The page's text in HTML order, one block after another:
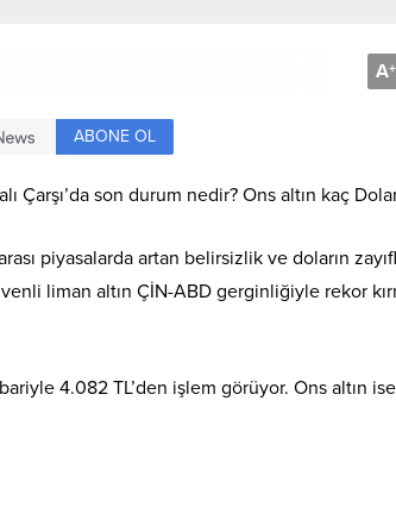
A+
ABONE OL
Çarşı’da son durum nedir? Ons altın kaç
piyasalarda artan belirsizlik ve doların
liman altın ÇİN-ABD gerginliğiyle rekor
4.082 TL’den işlem görüyor. Ons altın